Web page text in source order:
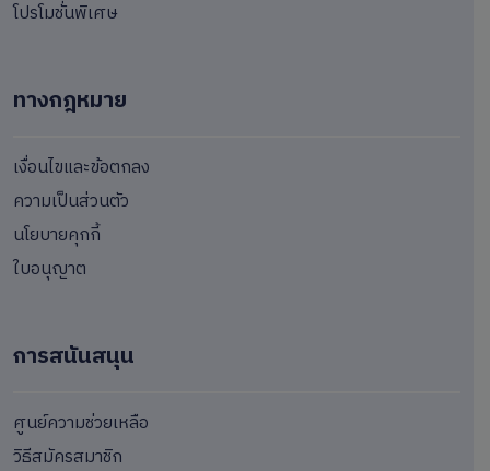
โปรโมชั่นพิเศษ
ทางกฎหมาย
เงื่อนไขและข้อตกลง
ความเป็นส่วนตัว
นโยบายคุกกี้
ใบอนุญาต
การสนันสนุน
ศูนย์ความช่วยเหลือ
วิธีสมัครสมาชิก